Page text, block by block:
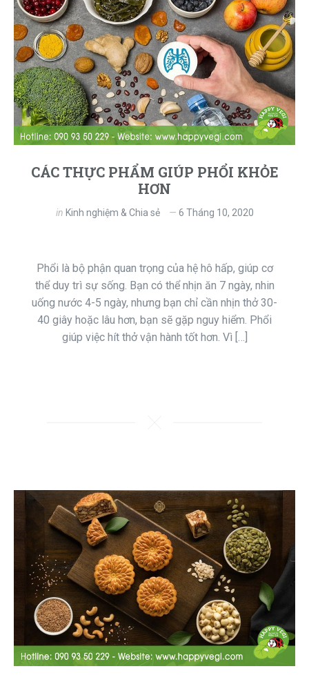
CÁC THỰC PHẨM GIÚP PHỔI KHỎE
HƠN
in Kinh nghiệm & Chia sẻ 6 Tháng 10, 2020
Phổi là bộ phận quan trọng của hệ hô hấp, giúp cơ
thể duy trì sự sống. Bạn có thể nhịn ăn 7 ngày, nhin
uống nước 4-5 ngày, nhưng bạn chỉ cần nhịn thở 30-
40 giây hoặc lâu hơn, bạn sẽ gặp nguy hiểm. Phổi
giúp việc hít thở vận hành tốt hơn. Vì […]